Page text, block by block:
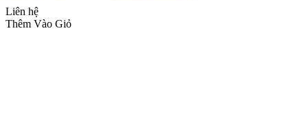
Liên hệ
Thêm Vào Giỏ